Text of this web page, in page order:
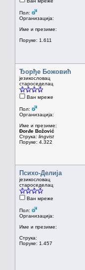
Пол:
Организација:
Име и презиме:
Поруке: 1.611
Ђорђе Божовић
језикословац
староседелац
Ван мреже
Пол:
Организација:
Име и презиме:
Đorđe Božović
Струка: lingvist
Поруке: 4.322
Психо-Делија
језикословац
староседелац
Ван мреже
Пол:
Организација:
Име и презиме:
Струка:
Поруке: 1.457